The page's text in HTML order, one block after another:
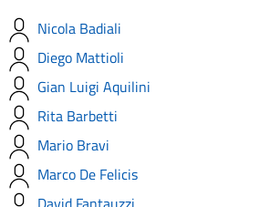
Nicola Badiali
Diego Mattioli
Gian Luigi Aquilini
Rita Barbetti
Mario Bravi
Marco De Felicis